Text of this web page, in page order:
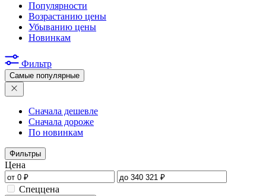
Популярности
Возрастанию цены
Убыванию цены
Новинкам
Фильтр
Самые популярные
Сначала дешевле
Сначала дороже
По новинкам
Фильтры
Цена
Спеццена